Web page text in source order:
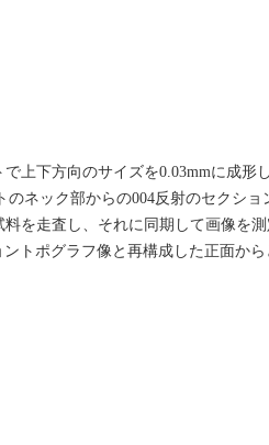
下方向のサイズを0.03mmに成形
ネック部からの004反射のセクショ
を走査し、それに同期して画像を測
トポグラフ像と再構成した正面か